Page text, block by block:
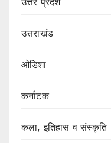
उत्तराखंड
ओडिशा
कर्नाटक
कला, इतिहास व संस्कृति